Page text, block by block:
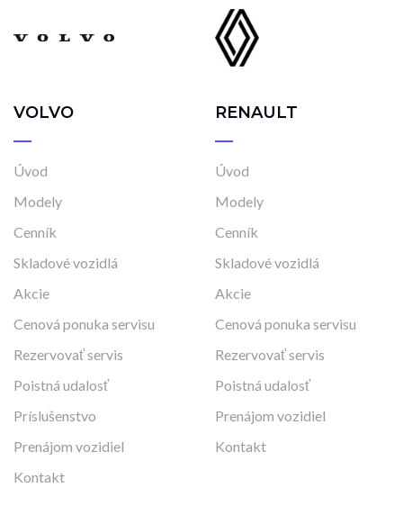
VOLVO
Úvod
Modely
Cenník
Skladové vozidlá
Akcie
Cenová ponuka servisu
Rezervovať servis
Poistná udalosť
Príslušenstvo
Prenájom vozidiel
Kontakt
RENAULT
Úvod
Modely
Cenník
Skladové vozidlá
Akcie
Cenová ponuka servisu
Rezervovať servis
Poistná udalosť
Prenájom vozidiel
Kontakt